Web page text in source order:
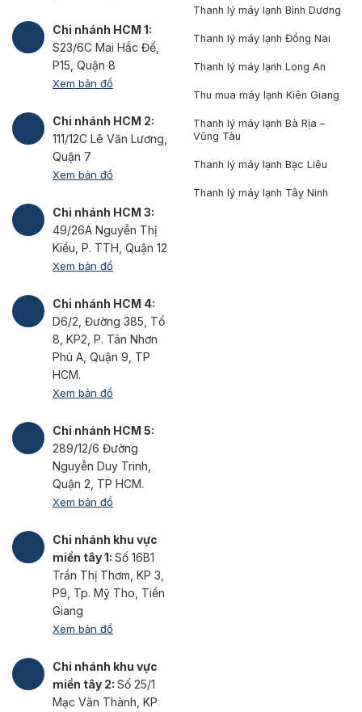
Chi nhánh HCM 1:
S23/6C Mai Hắc Đế,
P15, Quận 8
Xem bản đồ
Chi nhánh HCM 2:
111/12C Lê Văn Lương,
Quận 7
Xem bản đồ
Chi nhánh HCM 3:
49/26A Nguyễn Thị
Kiểu, P. TTH, Quận 12
Xem bản đồ
Chi nhánh HCM 4:
D6/2, Đường 385, Tổ
8, KP2, P. Tân Nhơn
Phú A, Quận 9, TP
HCM.
Xem bản đồ
Chi nhánh HCM 5:
289/12/6 Đường
Nguyễn Duy Trinh,
Quận 2, TP HCM.
Xem bản đồ
Chi nhánh khu vực
miền tây 1: Số 16B1
Trần Thị Thơm, KP 3,
P9, Tp. Mỹ Tho, Tiền
Giang
Xem bản đồ
Chi nhánh khu vực
miền tây 2: Số 25/1
Mạc Văn Thành, KP
Thanh lý máy lạnh Bình Dương
Thanh lý máy lạnh Đồng Nai
Thanh lý máy lạnh Long An
Thu mua máy lạnh Kiên Giang
Thanh lý máy lạnh Bà Rịa –
Vũng Tàu
Thanh lý máy lạnh Bạc Liêu
Thanh lý máy lạnh Tây Ninh